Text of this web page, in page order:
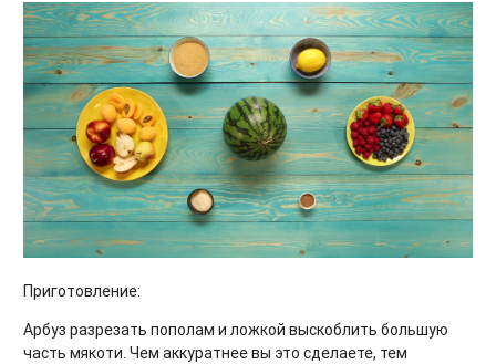
Приготовление:
Арбуз разрезать пополам и ложкой выскоблить большую
часть мякоти. Чем аккуратнее вы это сделаете, тем